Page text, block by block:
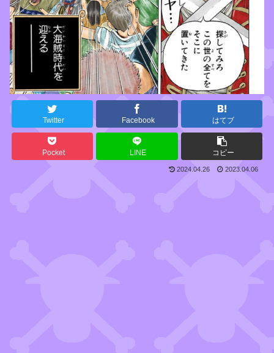
Twitter Facebook はてブ
Pocket LINE コピー
2024.04.26 2023.04.06